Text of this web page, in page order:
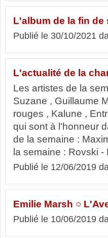
L'album de la fin de
Publié le 30/10/2021
L'actualité de la
Les artistes de la
Suzane , Guillaume
rouges , Kalune ,
qui sont à l'honneur
de la semaine :
la semaine : Rovski -
Publié le 12/06/2019
Emilie Marsh ○
Publié le 10/06/2019